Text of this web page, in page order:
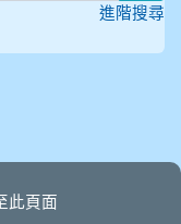
進階搜尋